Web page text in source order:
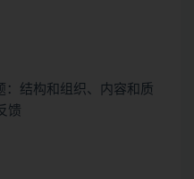
结构和组织、内容和质
馈